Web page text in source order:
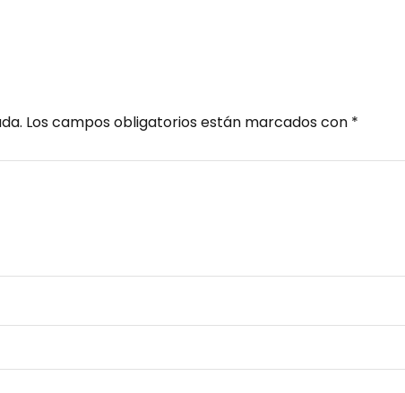
Los campos obligatorios están marcados con *